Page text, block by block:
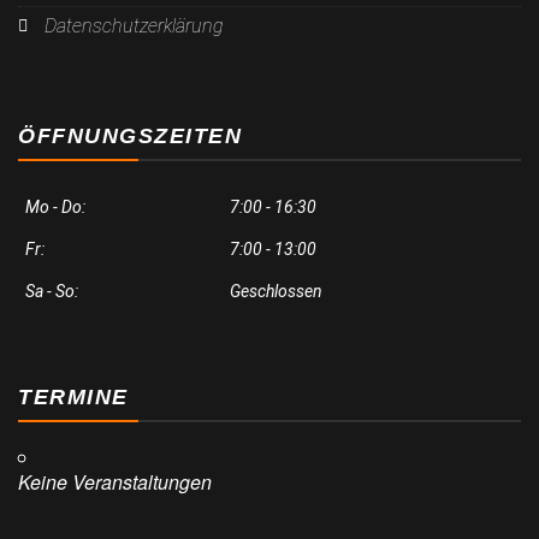
Datenschutzerklärung
ÖFFNUNGSZEITEN
Mo - Do: 7:00 - 16:30
Fr: 7:00 - 13:00
Sa - So: Geschlossen
TERMINE
Keine Veranstaltungen